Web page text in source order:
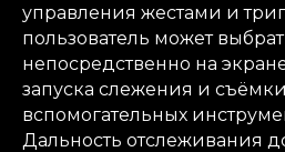
управления жестами и
пользователь может
непосредственно на
запуска слежения и
вспомогательных
Дальность отслеживания